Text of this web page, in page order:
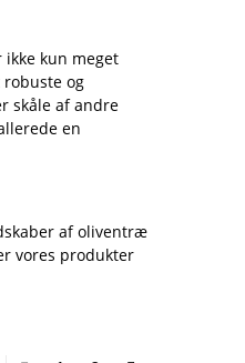
kun meget
og
skåle af andre
en
af oliventræ
vores produkter